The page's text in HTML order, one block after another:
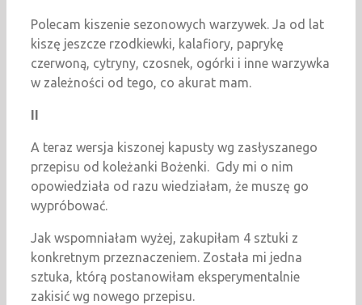
Polecam kiszenie sezonowych warzywek. Ja od lat
kiszę jeszcze rzodkiewki, kalafiory, paprykę
czerwoną, cytryny, czosnek, ogórki i inne warzywka
w zależności od tego, co akurat mam.
II
A teraz wersja kiszonej kapusty wg zasłyszanego
przepisu od koleżanki Bożenki. Gdy mi o nim
opowiedziała od razu wiedziałam, że muszę go
wypróbować.
Jak wspomniałam wyżej, zakupiłam 4 sztuki z
konkretnym przeznaczeniem. Została mi jedna
sztuka, którą postanowiłam eksperymentalnie
zakisić wg nowego przepisu.